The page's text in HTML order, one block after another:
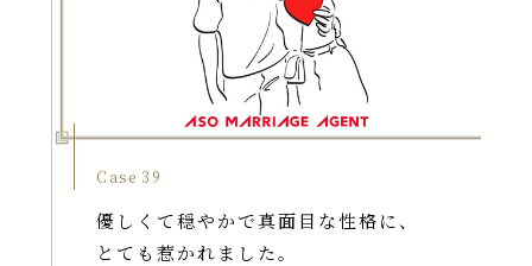
Case 39
優しくて穏やかで真面目な性格に、
とても惹かれました。